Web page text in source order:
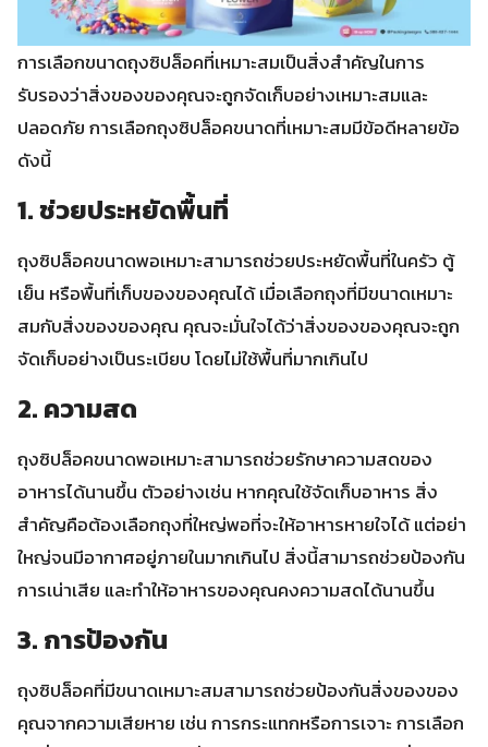
การเลือกขนาดถุงซิปล็อคที่เหมาะสมเป็นสิ่งสำคัญในการ
รับรองว่าสิ่งของของคุณจะถูกจัดเก็บอย่างเหมาะสมและ
ปลอดภัย การเลือกถุงซิปล็อคขนาดที่เหมาะสมมีข้อดีหลายข้อ
ดังนี้
1. ช่วยประหยัดพื้นที่
ถุงซิปล็อคขนาดพอเหมาะสามารถช่วยประหยัดพื้นที่ในครัว ตู้
เย็น หรือพื้นที่เก็บของของคุณได้ เมื่อเลือกถุงที่มีขนาดเหมาะ
สมกับสิ่งของของคุณ คุณจะมั่นใจได้ว่าสิ่งของของคุณจะถูก
จัดเก็บอย่างเป็นระเบียบ โดยไม่ใช้พื้นที่มากเกินไป
2. ความสด
ถุงซิปล็อคขนาดพอเหมาะสามารถช่วยรักษาความสดของ
อาหารได้นานขึ้น ตัวอย่างเช่น หากคุณใช้จัดเก็บอาหาร สิ่ง
สำคัญคือต้องเลือกถุงที่ใหญ่พอที่จะให้อาหารหายใจได้ แต่อย่า
ใหญ่จนมีอากาศอยู่ภายในมากเกินไป สิ่งนี้สามารถช่วยป้องกัน
การเน่าเสีย และทำให้อาหารของคุณคงความสดได้นานขึ้น
3. การป้องกัน
ถุงซิปล็อคที่มีขนาดเหมาะสมสามารถช่วยป้องกันสิ่งของของ
คุณจากความเสียหาย เช่น การกระแทกหรือการเจาะ การเลือก